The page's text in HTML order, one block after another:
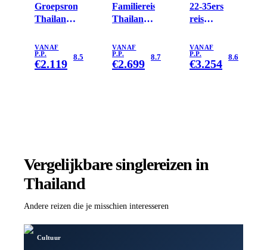
Groepsrondreis
Thailand
VANAF
P.P.
€2.119 8.5
Familiereis
Thailand
VANAF
P.P.
€2.699 8.7
22-35ers
reis
VANAF
P.P.
€3.254 8.6
Vergelijkbare singlereizen in
Thailand
Andere reizen die je misschien interesseren
Cultuur